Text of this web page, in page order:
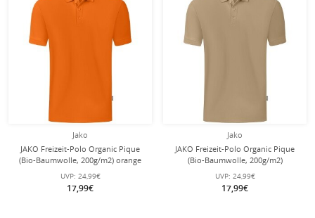
Jako
JAKO Freizeit-Polo Organic Pique
(Bio-Baumwolle, 200g/m2) orange
Jungen
UVP: 24,99€
17,99€
Jako
JAKO Freizeit-Polo Organic Pique
(Bio-Baumwolle, 200g/m2)
sandbraun Jungen
UVP: 24,99€
17,99€